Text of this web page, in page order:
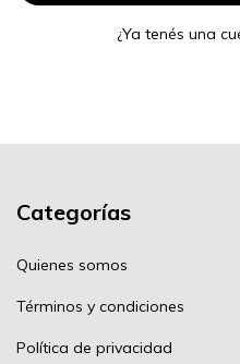
¿Ya tenés una
Categorías
Quienes somos
Términos y condiciones
Política de privacidad